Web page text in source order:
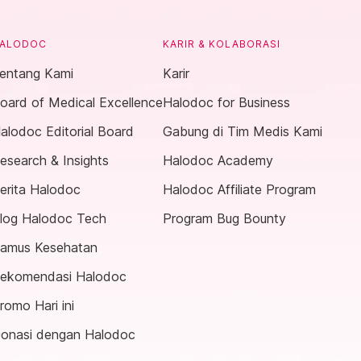
Kami
of Medical Excellence
Editorial Board
& Insights
Halodoc
Halodoc Tech
Kesehatan
Halodoc
Hari ini
dengan Halodoc
KARIR & KOLABORASI
Karir
Halodoc for Business
Gabung di Tim Medis Kami
Halodoc Academy
Halodoc Affiliate Program
Program Bug Bounty